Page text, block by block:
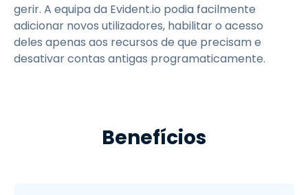
gerir. A equipa da Evident.io podia facilmente
adicionar novos utilizadores, habilitar o acesso
deles apenas aos recursos de que precisam e
desativar contas antigas programaticamente.
Benefícios